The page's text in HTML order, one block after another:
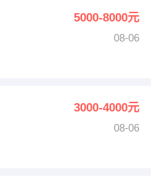
5000-8000元
08-06
3000-4000元
08-06